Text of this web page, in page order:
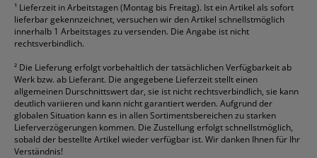
¹ Lieferzeit in Arbeitstagen (Montag bis Freitag). Ist ein Artikel als sofort
lieferbar gekennzeichnet, versuchen wir den Artikel schnellstmöglich
innerhalb 1 Arbeitstages zu versenden. Die Angabe ist nicht
rechtsverbindlich.
² Die Lieferung erfolgt vorbehaltlich der tatsächlichen Verfügbarkeit ab
Werk bzw. ab Lieferant. Die angegebene Lieferzeit stellt einen
allgemeinen Durschnittswert dar, sie ist nicht rechtsverbindlich, sie kann
deutlich variieren und kann nicht garantiert werden. Aufgrund der
globalen Situation kann es in allen Sortimentsbereichen zu starken
Lieferverzögerungen kommen. Die Zustellung erfolgt schnellstmöglich,
sobald der bestellte Artikel wieder verfügbar ist. Wir danken Ihnen für Ihr
Verständnis!